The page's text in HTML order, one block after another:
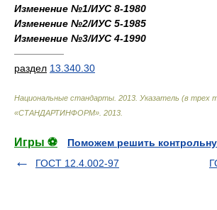
Изменение №1/ИУС 8-1980
Изменение №2/ИУС 5-1985
Изменение №3/ИУС 4-1990
—————
раздел 13.340.30
Национальные стандарты. 2013. Указатель (в
«СТАНДАРТИНФОРМ» 2013
Игры ⚽
Поможем решить
ГОСТ 12.4.002-97